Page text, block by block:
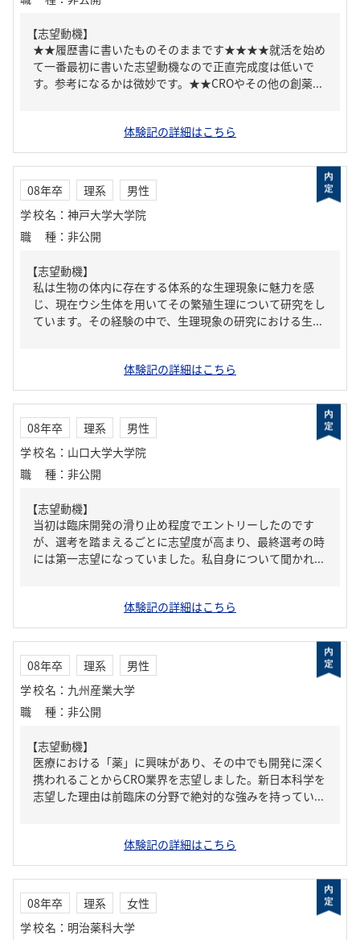
【志望動機】
★★履歴書に書いたものそのままです★★★★就活を始め
て一番最初に書いた志望動機なので正直完成度は低いで
す。参考になるかは微妙です。★★CROやその他の創薬...
体験記の詳細はこちら
08年卒 理系
男性
学校名 ： 神戸大学大学院
職種 ： 非公開
【志望動機】
私は生物の体内に存在する体系的な生理現象に魅力を感
じ、現在ウシ生体を用いてその繁殖生理について研究をし
ています。その経験の中で、生理現象の研究における生...
体験記の詳細はこちら
08年卒 理系
男性
学校名 ： 山口大学大学院
職種 ： 非公開
【志望動機】
当初は臨床開発の滑り止め程度でエントリーしたのです
が、選考を踏まえるごとに志望度が高まり、最終選考の時
には第一志望になっていました。私自身について聞かれ...
体験記の詳細はこちら
08年卒 理系
男性
学校名 ： 九州産業大学
職種 ： 非公開
【志望動機】
医療における「薬」に興味があり、その中でも開発に深く
携われることからCRO業界を志望しました。新日本科学を
志望した理由は前臨床の分野で絶対的な強みを持ってい...
体験記の詳細はこちら
08年卒 理系
女性
学校名 ： 明治薬科大学